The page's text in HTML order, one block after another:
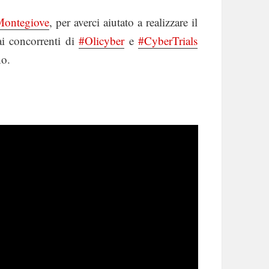
, per averci aiutato a realizzare il
concorrenti di#Olicybere#CyberTrials